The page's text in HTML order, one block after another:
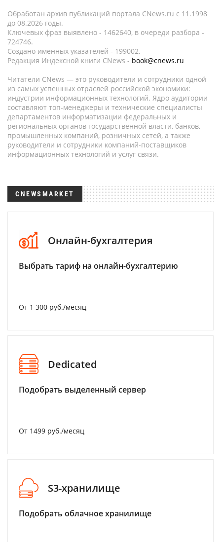
Обработан архив публикаций портала CNews.ru c 11.1998
до 08.2026 годы.
Ключевых фраз выявлено - 1462640, в очереди разбора -
724746.
Создано именных указателей - 199002.
Редакция Индексной книги CNews - book@cnews.ru
Читатели CNews — это руководители и сотрудники одной
из самых успешных отраслей российской экономики:
индустрии информационных технологий. Ядро аудитории
составляют топ-менеджеры и технические специалисты
департаментов информатизации федеральных и
региональных органов государственной власти, банков,
промышленных компаний, розничных сетей, а также
руководители и сотрудники компаний-поставщиков
информационных технологий и услуг связи.
CNEWSMARKET
Онлайн-бухгалтерия
Выбрать тариф на онлайн-бухгалтерию
От 1 300 руб./месяц
Dedicated
Подобрать выделенный сервер
От 1499 руб./месяц
S3-хранилище
Подобрать облачное хранилище